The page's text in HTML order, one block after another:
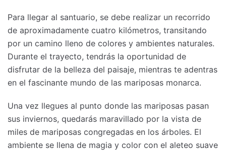
Para llegar al santuario, se debe realizar un recorrido
de aproximadamente cuatro kilómetros, transitando
por un camino lleno de colores y ambientes naturales.
Durante el trayecto, tendrás la oportunidad de
disfrutar de la belleza del paisaje, mientras te adentras
en el fascinante mundo de las mariposas monarca.
Una vez llegues al punto donde las mariposas pasan
sus inviernos, quedarás maravillado por la vista de
miles de mariposas congregadas en los árboles. El
ambiente se llena de magia y color con el aleteo suave